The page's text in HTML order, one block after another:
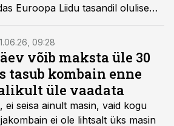
Euroopa Liidu tasandil olulise
mis suunab taimsete
tulevikku
09:28
võib maksta üle 30
tasub kombain enne
üle vaadata
ei seisa ainult masin, vaid kogu
ei ole lihtsalt üks masin